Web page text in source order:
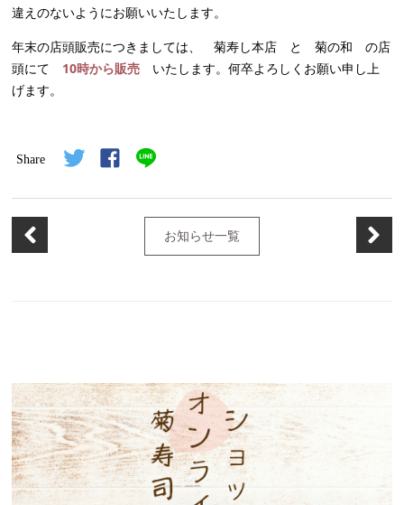
違えのないようにお願いいたします。
年末の店頭販売につきましては、 菊寿し本店 と 菊の和 の店
頭にて 10時から販売 いたします。何卒よろしくお願い申し上
げます。
Share
お知らせ一覧